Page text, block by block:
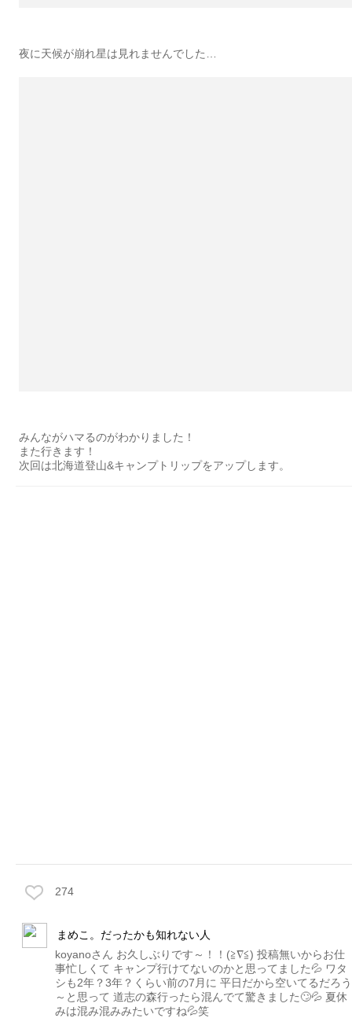
夜に天候が崩れ星は見れませんでした…
みんながハマるのがわかりました！
また行きます！
次回は北海道登山&キャンプトリップをアップします。
274
まめこ。だったかも知れない人
koyanoさん お久しぶりです～！！(≧∇≦) 投稿無いからお仕
事忙しくて キャンプ行けてないのかと思ってました‪‪💦‬ ワタ
シも2年？3年？くらい前の7月に 平日だから空いてるだろう
～と思って 道志の森行ったら混んでて驚きました🙄‪‪💦‬ 夏休
みは混み混みみたいですね‪‪💦‬笑